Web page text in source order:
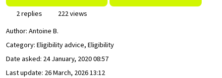
2 replies
222 views
Author: Antoine B.
Category: Eligibility advice, Eligibility
Date asked: 24 January, 2020 08:57
Last update: 26 March, 2026 13:12